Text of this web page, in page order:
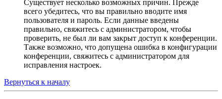
Существует несколько возможных причин. Прежде
всего убедитесь, что вы правильно вводите имя
пользователя и пароль. Если данные введены
правильно, свяжитесь с администратором, чтобы
проверить, не был ли вам закрыт доступ к конференции.
Также возможно, что допущена ошибка в конфигурации
конференции, свяжитесь с администратором для
исправления настроек.
Вернуться к началу